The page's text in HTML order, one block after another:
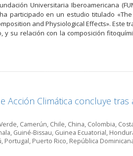
Universitaria Iberoamericana
participado en un estudio titulado
and Physiological Effects».
y su relación con la composición
Acción Climática concluye
, Camerún, Chile, China, Colombia,
, Guiné-Bissau, Guinea Ecuatorial,
, Portugal, Puerto Rico, República